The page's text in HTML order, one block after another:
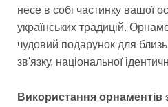
несе в собі частинку вашої
українських традицій.
чудовий подарунок для
зв'язку, національної
Використання орнаментів